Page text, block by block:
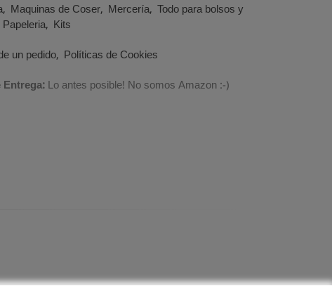
Maquinas de Coser Mercería Todo para bolsos y
Papeleria Kits
un pedido Políticas de Cookies
Lo antes posible! No somos Amazon :-)